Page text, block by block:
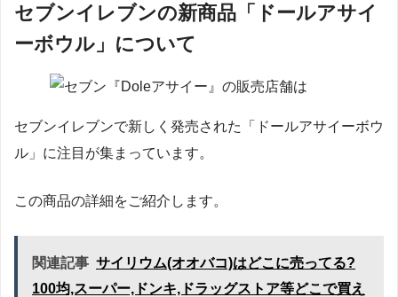
セブンイレブンの新商品「ドールアサイ
ーボウル」について
セブンイレブンで新しく発売された「ドールアサイーボウ
ル」に注目が集まっています。
この商品の詳細をご紹介します。
関連記事 サイリウム(オオバコ)はどこに売ってる?
100均,スーパー,ドンキ,ドラッグストア等どこで買え